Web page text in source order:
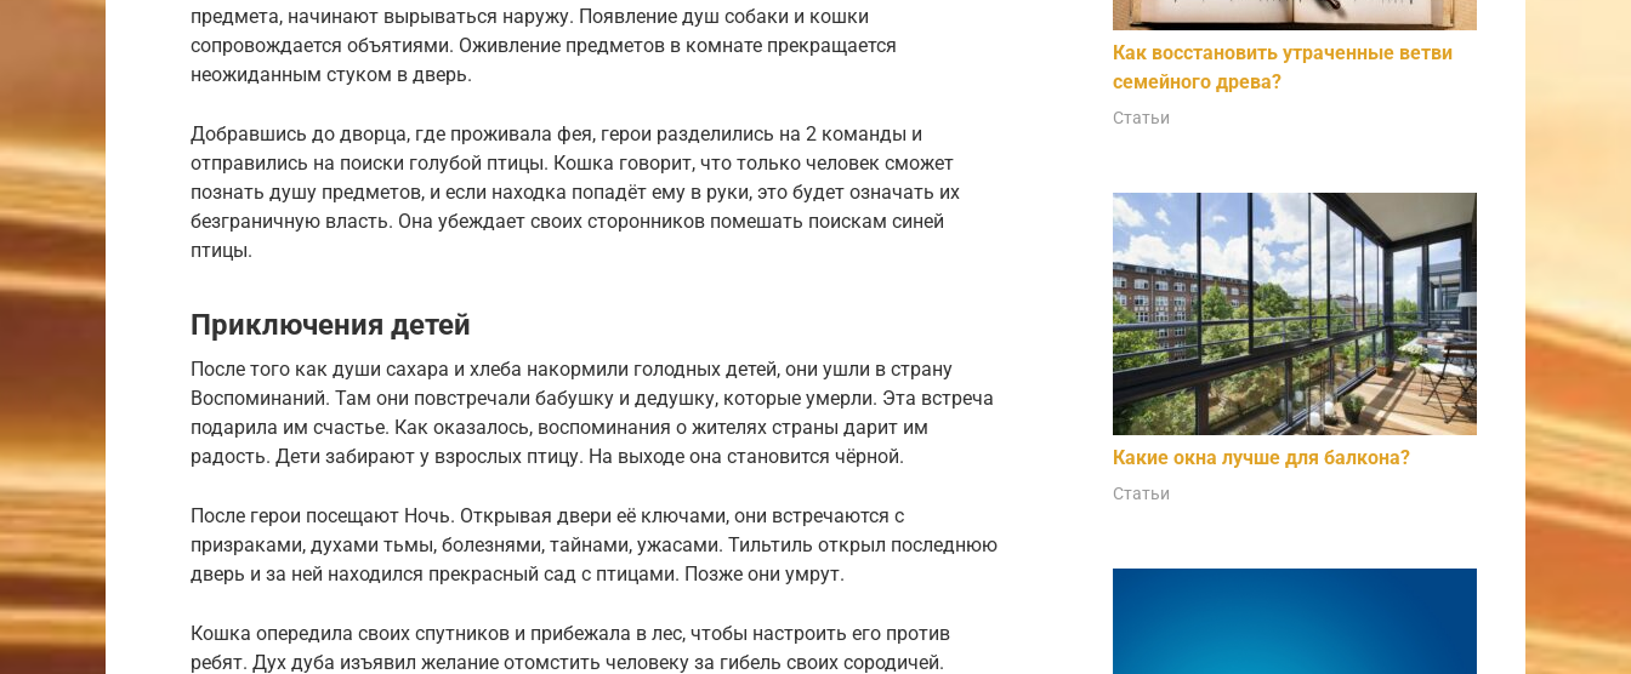
предмета, начинают вырываться наружу. Появление душ собаки и кошки
сопровождается объятиями. Оживление предметов в комнате прекращается
неожиданным стуком в дверь.
Добравшись до дворца, где проживала фея, герои разделились на 2 команды и
отправились на поиски голубой птицы. Кошка говорит, что только человек сможет
познать душу предметов, и если находка попадёт ему в руки, это будет означать их
безграничную власть. Она убеждает своих сторонников помешать поискам синей
птицы.
Приключения детей
После того как души сахара и хлеба накормили голодных детей, они ушли в страну
Воспоминаний. Там они повстречали бабушку и дедушку, которые умерли. Эта встреча
подарила им счастье. Как оказалось, воспоминания о жителях страны дарит им
радость. Дети забирают у взрослых птицу. На выходе она становится чёрной.
После герои посещают Ночь. Открывая двери её ключами, они встречаются с
призраками, духами тьмы, болезнями, тайнами, ужасами. Тильтиль открыл последнюю
дверь и за ней находился прекрасный сад с птицами. Позже они умрут.
Кошка опередила своих спутников и прибежала в лес, чтобы настроить его против
ребят. Дух дуба изъявил желание отомстить человеку за гибель своих сородичей.
Как восстановить утраченные ветви
семейного древа?
Статьи
Какие окна лучше для балкона?
Статьи